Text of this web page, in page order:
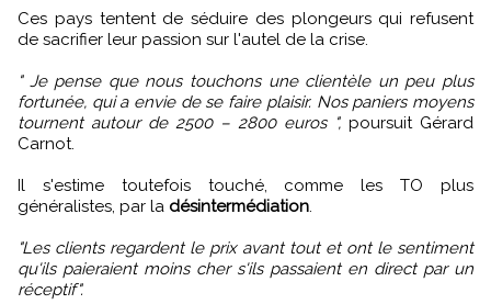
Ces pays tentent de séduire des plongeurs qui refusent
de sacrifier leur passion sur l'autel de la crise.
" Je pense que nous touchons une clientèle un peu plus
fortunée, qui a envie de se faire plaisir. Nos paniers moyens
tournent autour de 2500 – 2800 euros ", poursuit Gérard
Carnot.
Il s'estime toutefois touché, comme les TO plus
généralistes, par la désintermédiation.
"Les clients regardent le prix avant tout et ont le sentiment
qu'ils paieraient moins cher s'ils passaient en direct par un
réceptif".